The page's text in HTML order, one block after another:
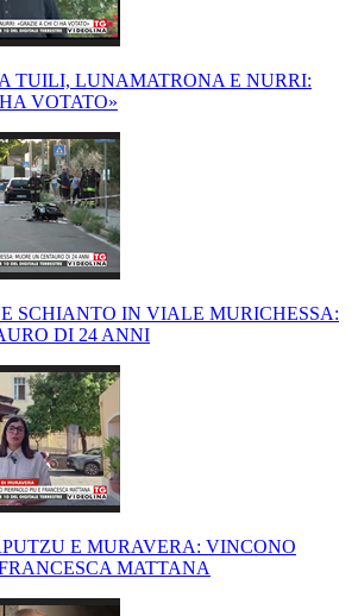
TUILI, LUNAMATRONA E NURRI:
VOTATO»
SCHIANTO IN VIALE MURICHESSA:
DI 24 ANNI
E MURAVERA: VINCONO
MATTANA